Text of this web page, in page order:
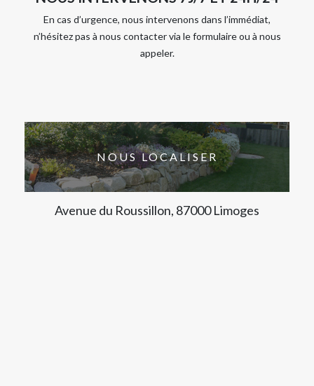
En cas d’urgence, nous intervenons dans l’immédiat,
n’hésitez pas à nous contacter via le formulaire ou à nous
appeler.
NOUS LOCALISER
Avenue du Roussillon, 87000 Limoges